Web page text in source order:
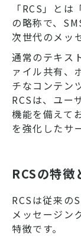
「RCS」と
の略称で、
次世代のメッ
通常のテキス
ァイル共有、
チなコンテン
RCSは、ユー
機能を備えて
を強化したサ
RCSの特徴
RCSは従来の
メッセージン
特徴です。